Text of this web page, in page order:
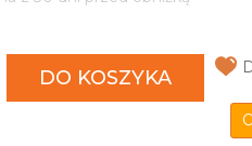
DO KOSZYKA